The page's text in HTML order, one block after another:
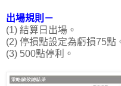
出場規則－
(1) 結算日出場。
(2) 停損點設定為虧損75點
(3) 500點停利。